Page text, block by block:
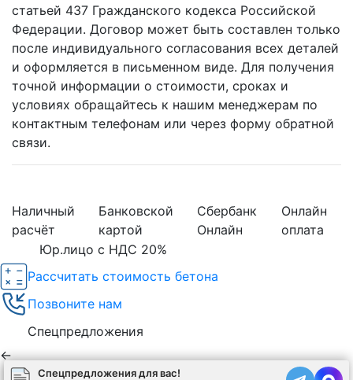
статьей 437 Гражданского кодекса Российской
Федерации. Договор может быть составлен только
после индивидуального согласования всех деталей
и оформляется в письменном виде. Для получения
точной информации о стоимости, сроках и
условиях обращайтесь к нашим менеджерам по
контактным телефонам или через форму обратной
связи.
Наличный
расчёт
Банковской
картой
Сбербанк
Онлайн
Онлайн
оплата
Юр.лицо с НДС 20%
Спецпредложения для вас!
Рассчитать стоимость бетона
Позвоните нам
Спецпредложения
←